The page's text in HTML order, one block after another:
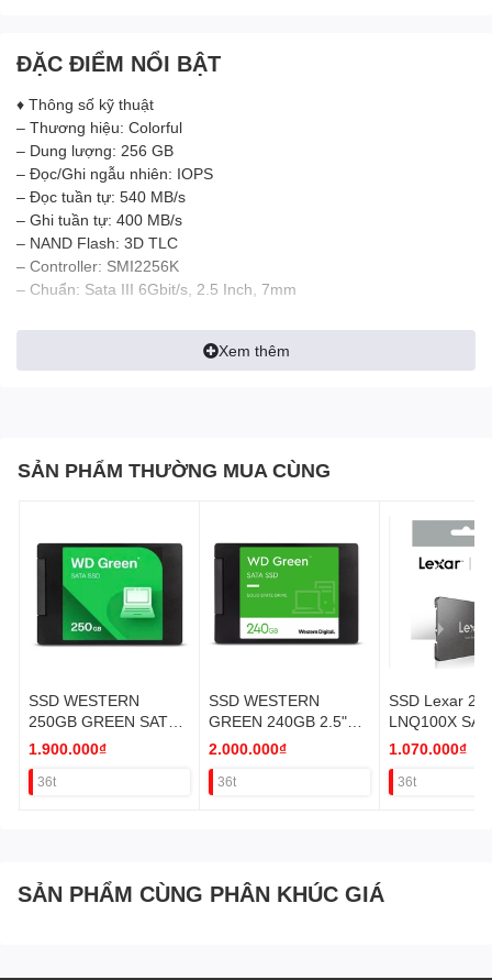
ĐẶC ĐIỂM NỔI BẬT
♦ Thông số kỹ thuật
– Thương hiệu: Colorful
– Dung lượng: 256 GB
– Đọc/Ghi ngẫu nhiên: IOPS
– Đọc tuần tự: 540 MB/s
– Ghi tuần tự: 400 MB/s
– NAND Flash: 3D TLC
– Controller: SMI2256K
– Chuẩn: Sata III 6Gbit/s, 2.5 Inch, 7mm
Xem thêm
SẢN PHẨM THƯỜNG MUA CÙNG
SSD WESTERN
250GB GREEN SATA
2.5" VAT
1.900.000₫
36t
SSD WESTERN
GREEN 240GB 2.5"
SATA 3 CHÍNH HÃNG
2.000.000₫
36t
SSD Lexar
LNQ100X
1.070.000₫
36t
SẢN PHẨM CÙNG PHÂN KHÚC GIÁ